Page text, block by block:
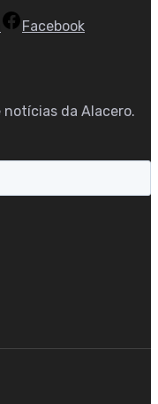
Facebook
da Alacero.